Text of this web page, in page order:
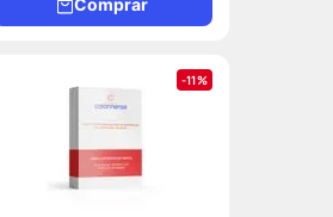
Comprar
11%